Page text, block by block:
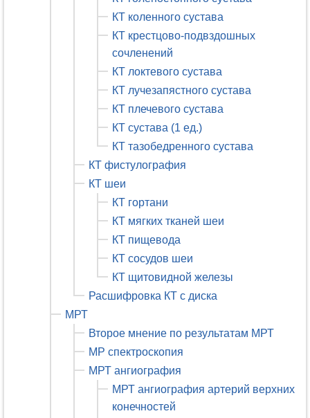
КТ коленного сустава
КТ крестцово-подвздошных
сочленений
КТ локтевого сустава
КТ лучезапястного сустава
КТ плечевого сустава
КТ сустава (1 ед.)
КТ тазобедренного сустава
КТ фистулография
КТ шеи
КТ гортани
КТ мягких тканей шеи
КТ пищевода
КТ сосудов шеи
КТ щитовидной железы
Расшифровка КТ с диска
МРТ
Второе мнение по результатам МРТ
МР спектроскопия
МРТ ангиография
МРТ ангиография артерий верхних
конечностей